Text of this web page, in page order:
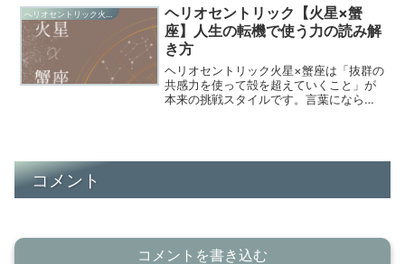
ヘリオセントリック【火星×蟹
座】人生の転機で使う力の読み解
き方
ヘリオセントリック火星×蟹座は「抜群の
共感力を使って殻を超えていくこと」が
本来の挑戦スタイルです。言葉にならな
コメント
コメントを書き込む